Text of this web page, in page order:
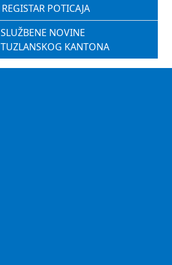
REGISTAR POTICAJA
SLUŽBENE NOVINE
TUZLANSKOG KANTONA